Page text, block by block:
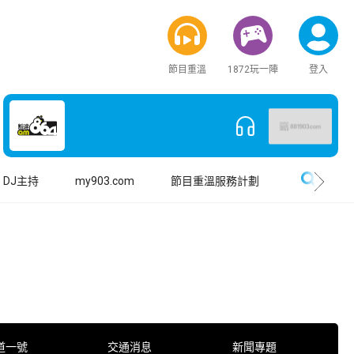
節目重溫 1872玩一陣 登入
DJ主持 my903.com 節目重溫服務計劃
一號 交通消息 新聞專題